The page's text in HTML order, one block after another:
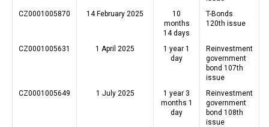
CZ0001005870
14 February 2025
10
months
14 days
T-Bonds
120th issue
CZ0001005631 1 April 2025
1 year 1
day
Reinvestment
government
bond 107th
issue
CZ0001005649
1 July 2025
1 year 3
months 1
day
Reinvestment
government
bond 108th
issue